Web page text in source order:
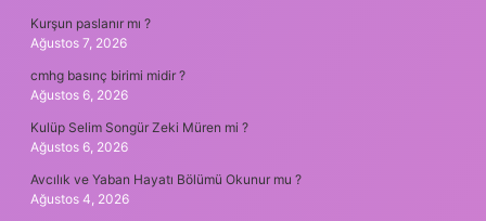
Kurşun paslanır mı ?
Ağustos 7, 2026
cmhg basınç birimi midir ?
Ağustos 6, 2026
Kulüp Selim Songür Zeki Müren mi ?
Ağustos 6, 2026
Avcılık ve Yaban Hayatı Bölümü Okunur mu ?
Ağustos 4, 2026